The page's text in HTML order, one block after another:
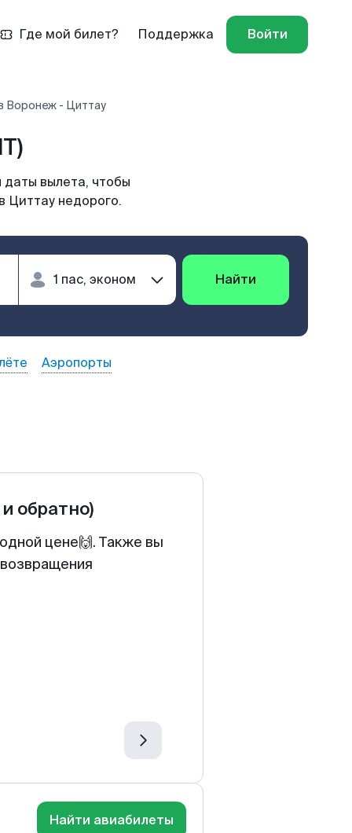
Где мой билет? Поддержка Войти
Воронеж - Циттау
вылета, чтобы
Циттау недорого.
Найти
Аэропорты
обратно)
цене🙌. Также вы
Найти авиабилеты